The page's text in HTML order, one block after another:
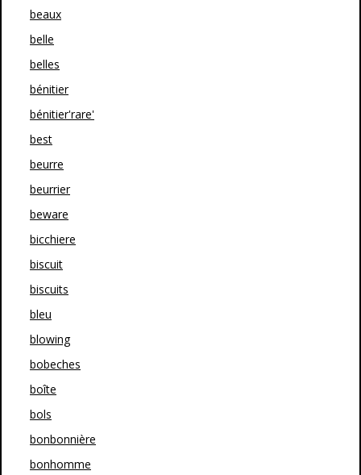
beaux
belle
belles
bénitier
bénitier'rare'
best
beurre
beurrier
beware
bicchiere
biscuit
biscuits
bleu
blowing
bobeches
boîte
bols
bonbonnière
bonhomme